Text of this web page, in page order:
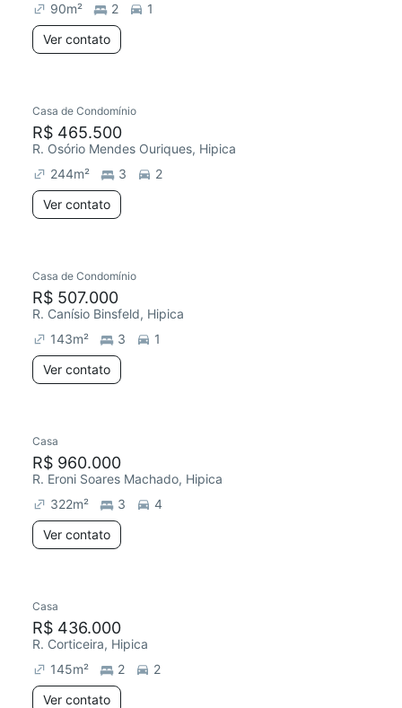
90m² 2
1
Ver contato
Redecorar
Casa de Condomínio
R$ 465.500
R. Osório Mendes Ouriques, Hipica
244m² 3
2
Ver contato
Redecorar
Casa de Condomínio
R$ 507.000
R. Canísio Binsfeld, Hipica
143m² 3
1
Ver contato
Casa
R$ 960.000
R. Eroni Soares Machado, Hipica
322m² 3
4
Ver contato
Casa
R$ 436.000
R. Corticeira, Hipica
145m² 2
2
Ver contato